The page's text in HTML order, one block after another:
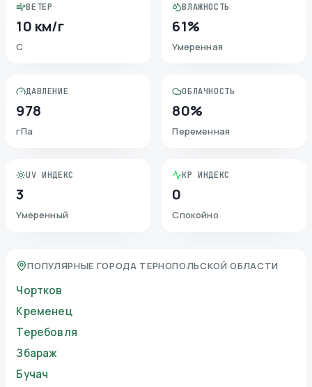
ВЕТЕР
10 км/г
С
ВЛАЖНОСТЬ
61%
Умеренная
ДАВЛЕНИЕ
978
гПа
ОБЛАЧНОСТЬ
80%
Переменная
UV ИНДЕКС
3
Умеренный
KP ИНДЕКС
0
Спокойно
ПОПУЛЯРНЫЕ ГОРОДА ТЕРНОПОЛЬСКОЙ ОБЛАСТИ
Чортков
Кременец
Теребовля
Збараж
Бучач